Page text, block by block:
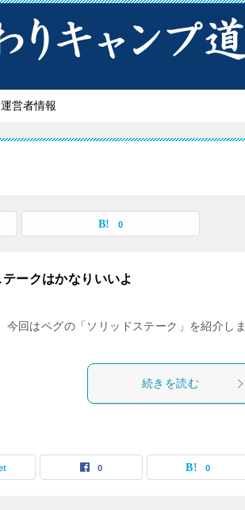
運営者情報
0
ークはかなりいいよ
今回はペグの「ソリッドステーク」を紹介しま
続きを読む
0 0